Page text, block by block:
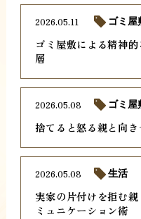
ゴミ屋敷による精神
層
2026.05.11 ゴミ屋
捨てると怒る親と向
2026.05.08 ゴミ屋
実家の片付けを拒む
ミュニケーション術
2026.05.08 生活